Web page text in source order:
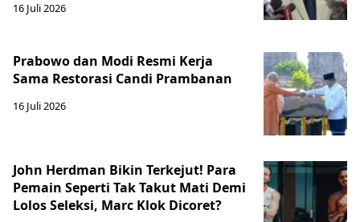
16 Juli 2026
Prabowo dan Modi Resmi Kerja
Sama Restorasi Candi Prambanan
16 Juli 2026
John Herdman Bikin Terkejut! Para
Pemain Seperti Tak Takut Mati Demi
Lolos Seleksi, Marc Klok Dicoret?